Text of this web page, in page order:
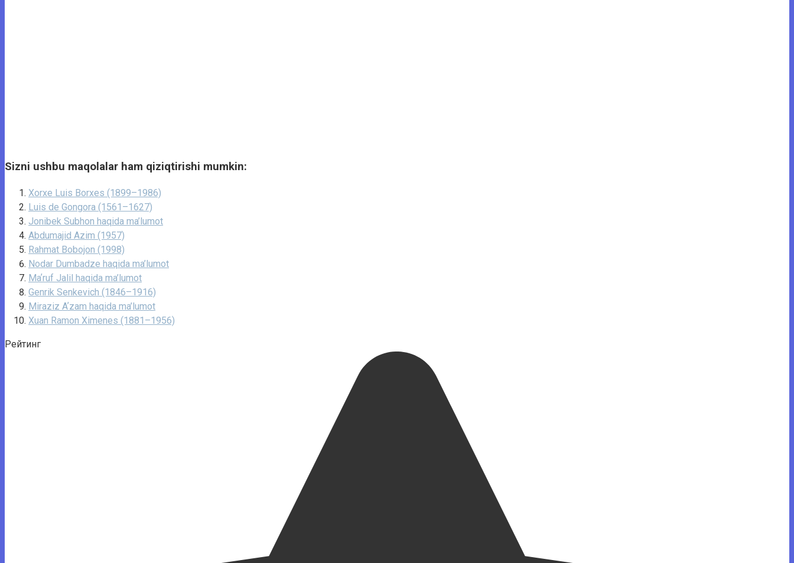
Sizni ushbu maqolalar ham qiziqtirishi mumkin:
Xorxe Luis Borxes (1899–1986)
Luis de Gongora (1561–1627)
Jonibek Subhon haqida ma’lumot
Abdumajid Azim (1957)
Rahmat Bobojon (1998)
Nodar Dumbadze haqida ma’lumot
Maʼruf Jalil haqida ma’lumot
Genrik Senkevich (1846–1916)
Miraziz Aʼzam haqida ma’lumot
Xuan Ramon Ximenes (1881–1956)
Рейтинг